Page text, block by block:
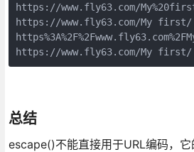
https://www.fly63.com/
https://www.fly63.com/My first/
https://www.fly63.com/My first/
总结
escape()不能直接用于URL编码，